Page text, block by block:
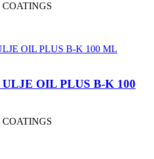
OIL PLUS B-K 100